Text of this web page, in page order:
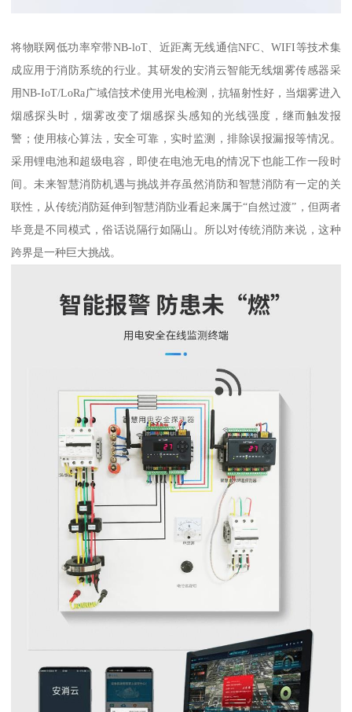
将物联网低功率窄带NB-loT、近距离无线通信NFC、WIFI等技术集
成应用于消防系统的行业。其研发的安消云智能无线烟雾传感器采
用NB-IoT/LoRa广域信技术使用光电检测，抗辐射性好，当烟雾进入
烟感探头时，烟雾改变了烟感探头感知的光线强度，继而触发报
警；使用核心算法，安全可靠，实时监测，排除误报漏报等情况。
采用锂电池和超级电容，即使在电池无电的情况下也能工作一段时
间。未来智慧消防机遇与挑战并存虽然消防和智慧消防有一定的关
联性，从传统消防延伸到智慧消防业看起来属于“自然过渡”，但两者
毕竟是不同模式，俗话说隔行如隔山。所以对传统消防来说，这种
跨界是一种巨大挑战。